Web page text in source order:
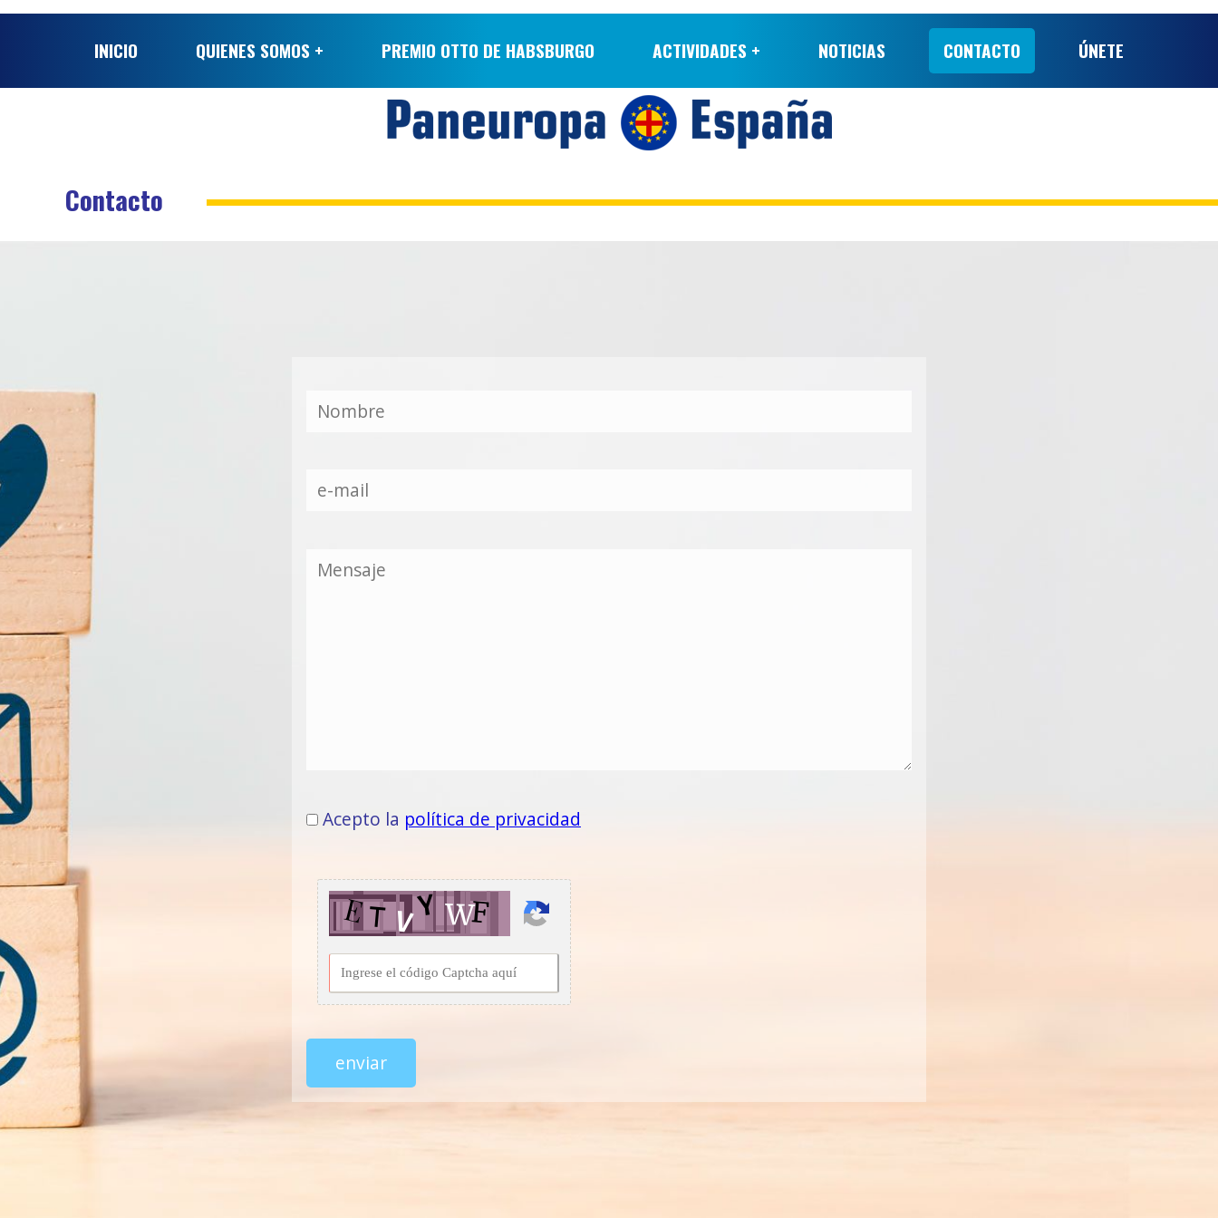
INICIO QUIENES SOMOS + PREMIO OTTO DE HABSBURGO ACTIVIDADES + NOTICIAS CONTACTO ÚNETE
Contacto
Acepto la política de privacidad
enviar